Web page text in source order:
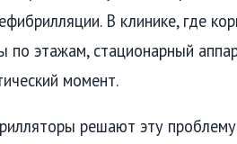
В клинике, где
по этажам, стационарный
момент.
решают эту